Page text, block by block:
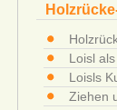
Loisl
Loisls
Ziehen